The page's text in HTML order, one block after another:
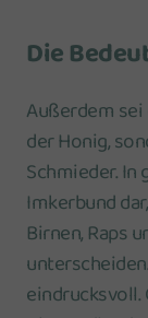
Die
Außerdem
der Honig,
Schmieder.
Imkerbund
Birnen, Raps